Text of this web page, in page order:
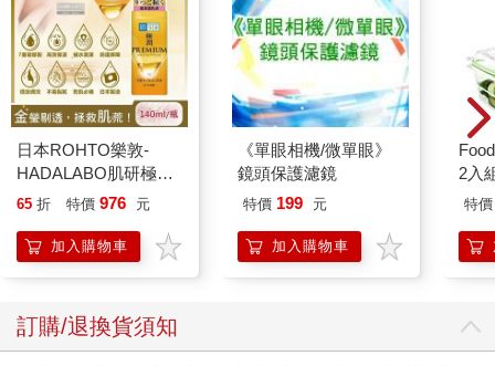
日本ROHTO樂敦-
HADALABO肌研極潤
金緻7重玻尿酸高效保
140ml/金瓶(Premium
臉部肌膚護理乳霜,素
65 折 特價 976 元
加入購物車
《單眼相機/微單眼》
鏡頭保護濾鏡
特價 199 元
加入購物車
2入
特價
訂購/退換貨須知